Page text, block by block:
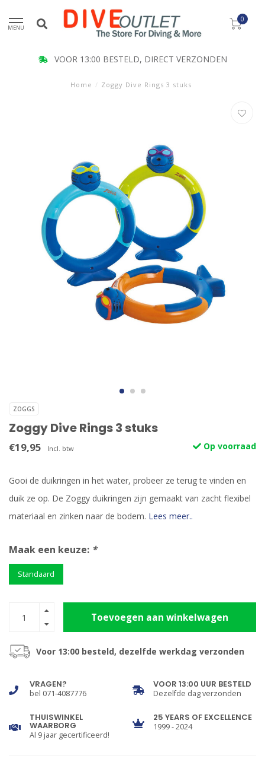
MENU
0
VOOR 13:00 BESTELD, DIRECT VERZONDEN
Home / Zoggy Dive Rings 3 stuks
ZOGGS
Zoggy Dive Rings 3 stuks
€19,95 Incl. btw Op voorraad
Gooi de duikringen in het water, probeer ze terug te vinden en
duik ze op. De Zoggy duikringen zijn gemaakt van zacht flexibel
materiaal en zinken naar de bodem. Lees meer..
Maak een keuze: *
Standaard
Toevoegen aan winkelwagen
Voor 13:00 besteld, dezelfde werkdag verzonden
VRAGEN?
bel 071-4087776
VOOR 13:00 UUR BESTELD
Dezelfde dag verzonden
THUISWINKEL
WAARBORG
Al 9 jaar gecertificeerd!
25 YEARS OF EXCELLENCE
1999 - 2024